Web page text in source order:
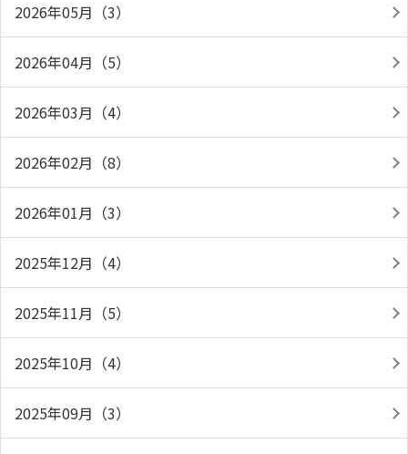
2026年05月（3）
2026年04月（5）
2026年03月（4）
2026年02月（8）
2026年01月（3）
2025年12月（4）
2025年11月（5）
2025年10月（4）
2025年09月（3）